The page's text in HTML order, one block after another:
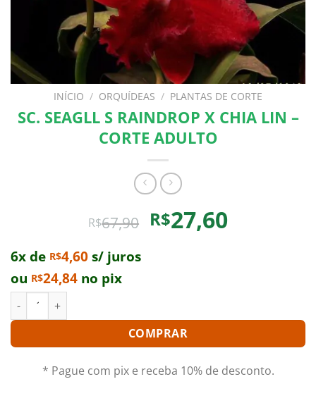
INÍCIO / ORQUÍDEAS / PLANTAS DE CORTE
SC. SEAGLL S RAINDROP X CHIA LIN –
CORTE ADULTO
R$67,90 O
preço
R$27,60O
preço
6x de R$4,60s/ juros
ou R$24,84 no pix
SC. SEAGLL S RAINDROP X CHIA LIN - CORTE ADULTO
COMPRAR
* Pague com pix e receba 10% de desconto.